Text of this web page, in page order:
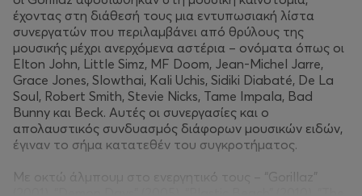
έχοντας στη διάθεσή τους μια εντυπωσιακή λίστα
συνεργατών που περιλαμβάνει από θρύλους της
μουσικής μέχρι ανερχόμενα αστέρια – ονόματα όπως οι
Elton John, Little Simz, MF Doom, Jean-Michel Jarre,
Grace Jones, Slowthai, Kali Uchis, Sidiki Diabaté, De La
Soul, Robert Smith, Stevie Nicks, Tame Impala, Bad
Bunny και Beck. Αυτές οι συνεργασίες και ο
απολαυστικός συνδυασμός διάφορων μουσικών ειδών,
έγιναν το σήμα κατατεθέν του συγκροτήματος.
Με οκτώ άλμπουμ στο ενεργητικό τους – “Gorillaz”